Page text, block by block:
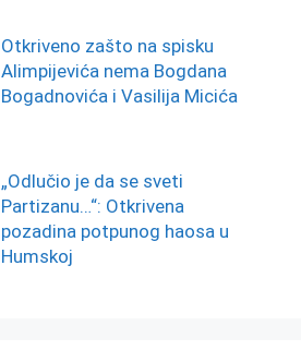
Otkriveno zašto na spisku
Alimpijevića nema Bogdana
Bogadnovića i Vasilija Micića
„Odlučio je da se sveti
Partizanu…“: Otkrivena
pozadina potpunog haosa u
Humskoj